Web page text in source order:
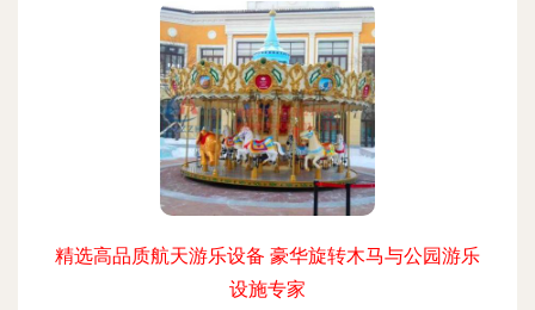
精选高品质航天游乐设备 豪华旋转木马与公园游乐
设施专家